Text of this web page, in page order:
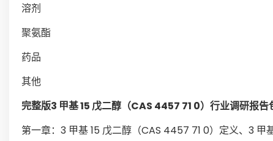
溶剂
聚氨酯
药品
其他
完整版3 甲基 15 戊二醇（CAS 4457 71 0）行业调研报告
第一章：3 甲基 15 戊二醇（CAS 4457 71 0）定义、3